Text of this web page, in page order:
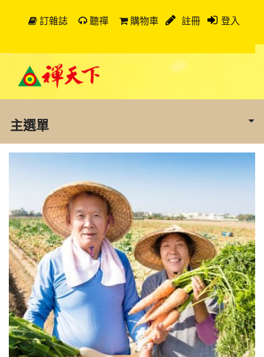
訂雜誌 聽禪 購物車 註冊 登入
主選單